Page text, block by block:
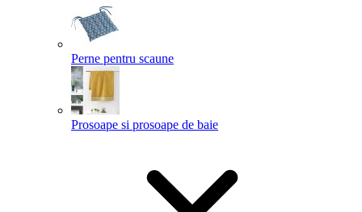
Perne pentru scaune
Prosoape si prosoape de baie